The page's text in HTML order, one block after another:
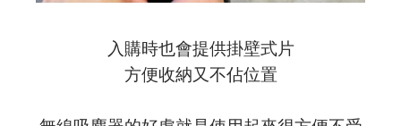
入購時也會提供掛壁式片
方便收納又不佔位置